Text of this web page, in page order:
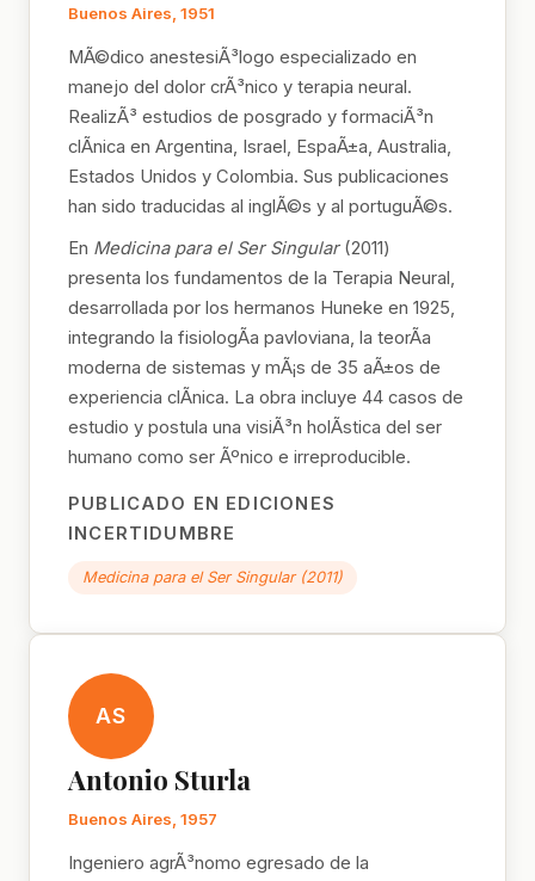
Buenos Aires, 1951
MÃ©dico anestesiÃ³logo especializado en
manejo del dolor crÃ³nico y terapia neural.
RealizÃ³ estudios de posgrado y formaciÃ³n
clÃ­nica en Argentina, Israel, EspaÃ±a, Australia,
Estados Unidos y Colombia. Sus publicaciones
han sido traducidas al inglÃ©s y al portuguÃ©s.
En Medicina para el Ser Singular(2011)
presenta los fundamentos de la Terapia Neural,
desarrollada por los hermanos Huneke en 1925,
integrando la fisiologÃ­a pavloviana, la teorÃ­a
moderna de sistemas y mÃ¡s de 35 aÃ±os de
experiencia clÃ­nica. La obra incluye 44 casos de
estudio y postula una visiÃ³n holÃ­stica del ser
humano como ser Ãºnico e irreproducible.
PUBLICADO EN EDICIONES
INCERTIDUMBRE
Medicina para el Ser Singular (2011)
AS
Antonio Sturla
Buenos Aires, 1957
Ingeniero agrÃ³nomo egresado de la